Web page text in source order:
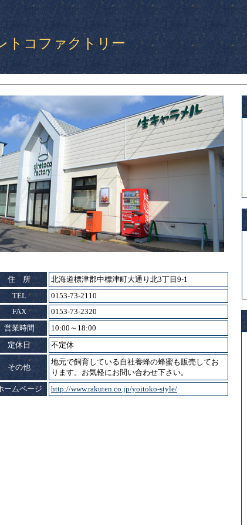
トコファクトリー
住 所
北海道標津郡中標津町大通り北3丁目9-1
TEL
0153-73-2110
FAX
0153-73-2320
営業時間
10:00～18:00
定休日
不定休
その他
地元で飼育している自社養蜂の蜂蜜も販売してお
ります。お気軽にお問い合わせ下さい。
ームページ
http://www.rakuten.co.jp/yoitoko-style/